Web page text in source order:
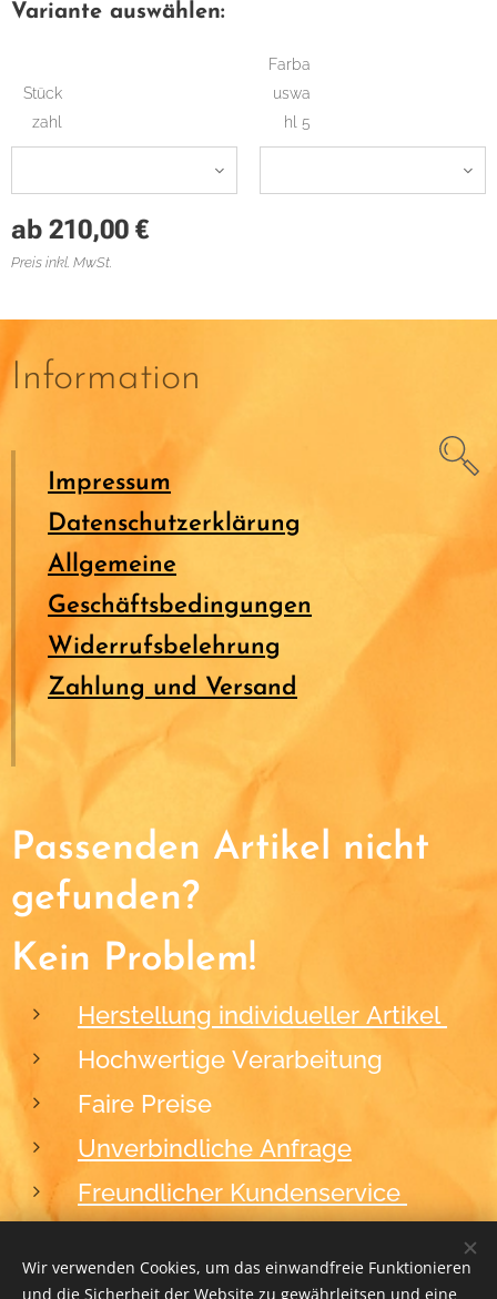
Variante auswählen:
Stück
zahl
Farba
uswa
hl 5
ab 210,00 €
Preis inkl. MwSt.
Information
Impressum
Datenschutzerklärung
Allgemeine
Geschäftsbedingungen
Widerrufsbelehrung
Zahlung und Versand
Passenden Artikel nicht
gefunden?
Kein Problem!
Herstellung individueller Artikel
Hochwertige Verarbeitung
Faire Preise
Unverbindliche Anfrage
Freundlicher Kundenservice
Wir verwenden Cookies, um das einwandfreie Funktionieren
und die Sicherheit der Website zu gewährleitsen und eine